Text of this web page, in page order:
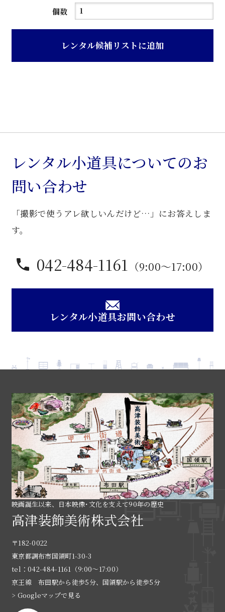
個数
ブ
ン
レンタル候補リストに追加
レンタル小道具についてのお
問い合わせ
「撮影で使うアレ欲しいんだけど…」にお答えしま
す。
042-484-1161 （9:00〜17:00）
レンタル小道具お問い合わせ
映画誕生以来、日本映像･文化を支えて90年の歴史
高津装飾美術株式会社
〒182-0022
東京都調布市国領町1-30-3
tel：042-484-1161（9:00〜17:00）
京王線 布田駅から徒歩5分、国領駅から徒歩5分
> Googleマップで見る